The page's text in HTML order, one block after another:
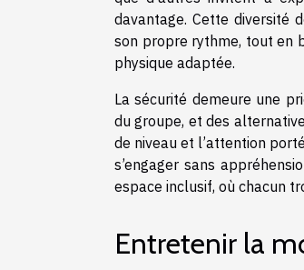
davantage. Cette diversité
son propre rythme, tout en
physique adaptée.
La sécurité demeure une
du groupe, et des
de niveau et l’attention
s’engager sans
espace inclusif, où chacun
Entretenir la